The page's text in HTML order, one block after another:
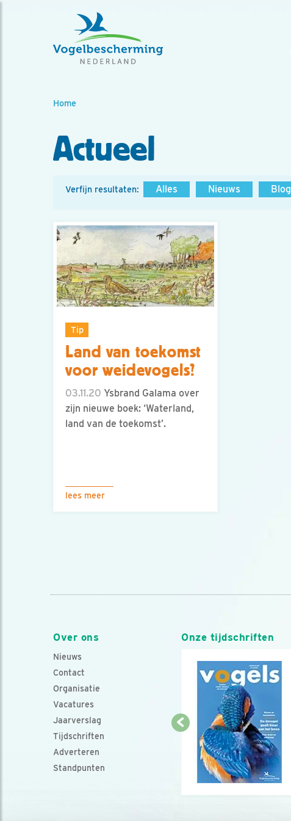
Home
Actueel
Verfijn resultaten: Alles Nieuws Blog
Tip
Land van toekomst
voor weidevogels?
03.11.20 Ysbrand Galama over
zijn nieuwe boek: ‘Waterland,
land van de toekomst’.
lees meer
Over ons
Nieuws
Contact
Organisatie
Vacatures
Jaarverslag
Tijdschriften
Adverteren
Standpunten
Onze tijdschriften